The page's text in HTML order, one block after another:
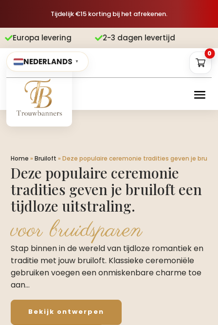
Tijdelijk €15 korting bij het afrekenen.
2-3 dagen levertijd
NEDERLANDS ▼
0
Home »Bruiloft »Deze populaire ceremonie tradities geven je
Deze populaire ceremonie
tradities geven je bruiloft een
tijdloze uitstraling.​
voor bruidsparen
Stap binnen in de wereld van tijdloze romantiek en
traditie met jouw bruiloft.​ Klassieke ceremoniële
gebruiken voegen een onmiskenbare charme toe
aan…
Bekijk ontwerpen